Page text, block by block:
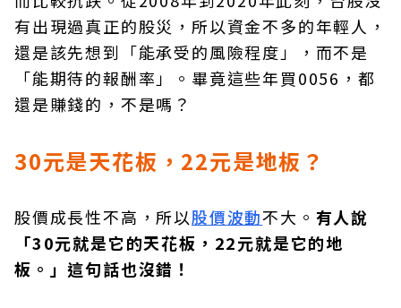
有出現過真正的股災，所以資金不多的年輕人，
還是該先想到「能承受的風險程度」，而不是
「能期待的報酬率」。畢竟這些年買0056，都
還是賺錢的，不是嗎？
30元是天花板，22元是地板？
股價成長性不高，所以股價波動不大。 有人說
「30元就是它的天花板，22元就是它的地
板。」這句話也沒錯！